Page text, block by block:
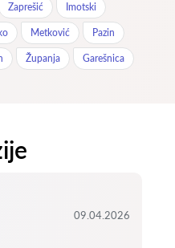
Zaprešić Imotski
Metković Pazin
Županja Garešnica
09.04.2026